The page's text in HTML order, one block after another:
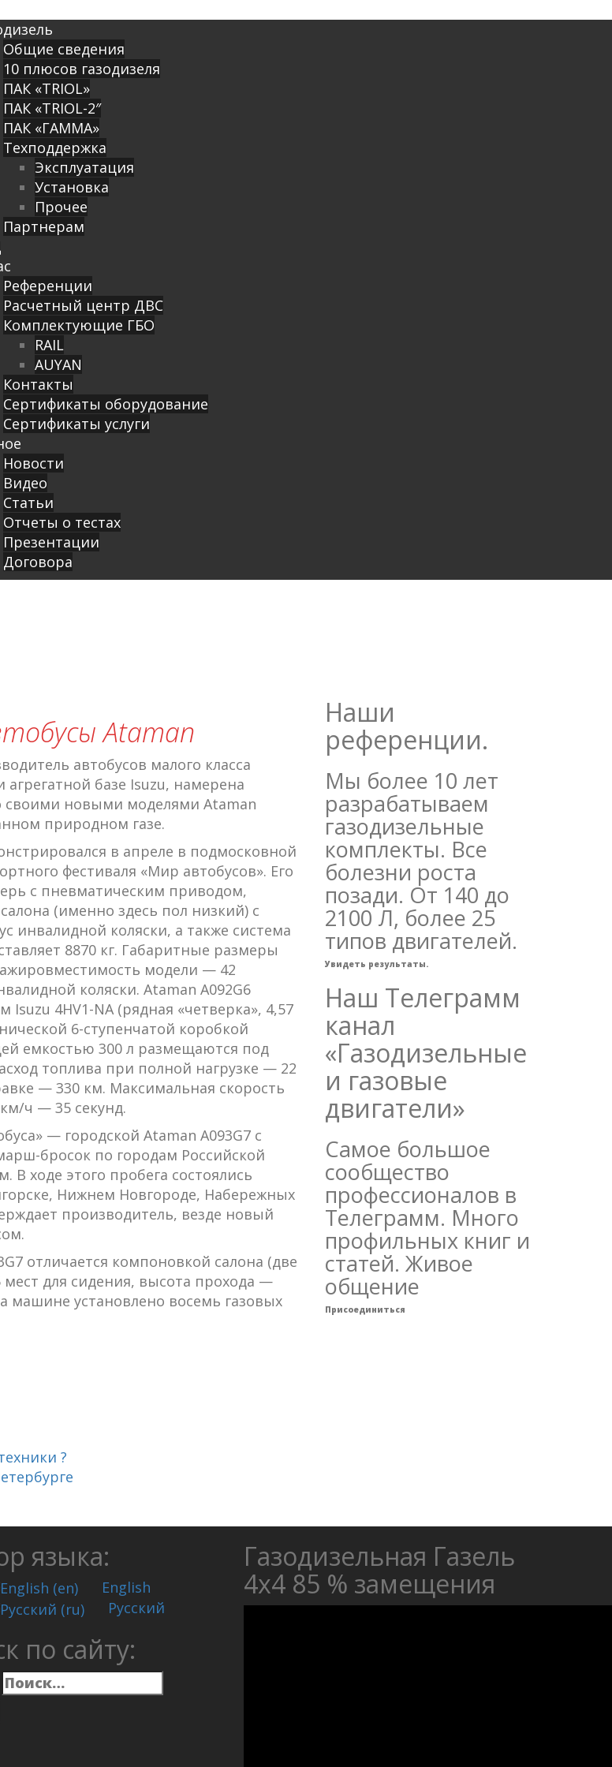
Общие сведения
10 плюсов газодизеля
ПАК «TRIOL»
ПАК «TRIOL-2″
ПАК «ГАММА»
Техподдержка
Эксплуатация
Установка
Прочее
Партнерам
Референции
Расчетный центр ДВС
Комплектующие ГБО
RAIL
AUYAN
Контакты
Сертификаты оборудование
Сертификаты услуги
Новости
Видео
Cтатьи
Отчеты о тестах
Презентации
Договора
Ataman
автобусов малого класса
базе Isuzu, намерена
своими новыми моделями Ataman
природном газе.
в апреле в подмосковной
фестиваля «Мир автобусов». Его
с пневматическим приводом,
(именно здесь пол низкий) с
инвалидной коляски, а также система
8870 кг. Габаритные размеры
модели — 42
коляски. Ataman А092G6
4HV1-NA (рядная «четверка», 4,57
6-ступенчатой коробкой
емкостью 300 л размещаются под
топлива при полной нагрузке — 22
— 330 км. Максимальная скорость
ч — 35 секунд.
— городской Ataman А093G7 с
бросок по городам Российской
В ходе этого пробега состоялись
Нижнем Новгороде, Набережных
производитель, везде новый
отличается компоновкой салона (две
для сидения, высота прохода —
машине установлено восемь газовых
?
Наши
референции.
Мы более 10 лет
разрабатываем
газодизельные
комплекты. Все
болезни роста
позади. От 140 до
2100 Л, более 25
типов двигателей.
Увидеть результаты.
Наш Телеграмм
канал
«Газодизельные
и газовые
двигатели»
Самое большое
сообщество
профессионалов в
Телеграмм. Много
профильных книг и
статей. Живое
общение
Присоединиться
языка:
English
Русский
по сайту:
Газодизельная Газель
4х4 85 % замещения